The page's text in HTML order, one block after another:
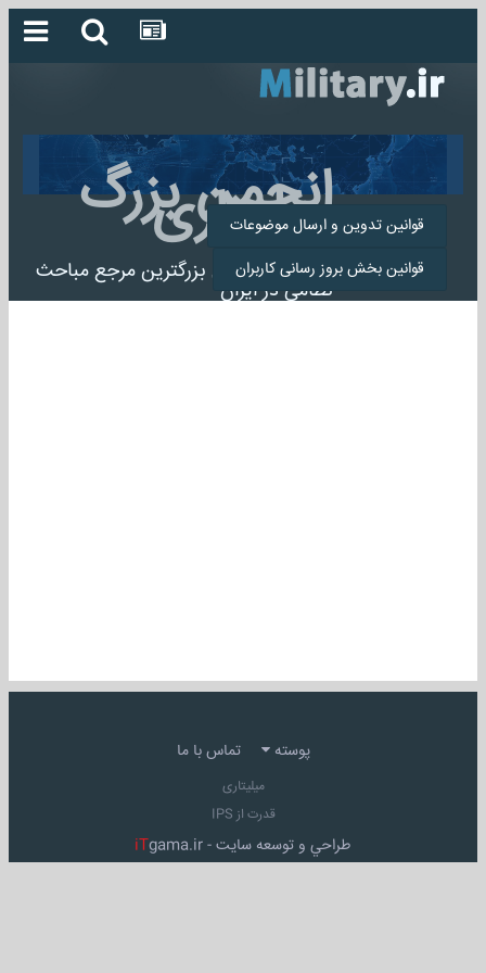
انجمن بزرگ
میلیتاری
انجمن میلیتاری بزرگترین مرجع مباحث
نظامی در ایران
قوانین تدوین و ارسال موضوعات
قوانین بخش بروز رسانی کاربران
پوسته تماس با ما
میلیتاری
قدرت از IPS
طراحي و توسعه سايت - iTgama.ir